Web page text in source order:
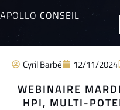
APOLLO CONSEIL
Cyril Barbé 12/11/2024
WEBINAIRE
HPI, MULTI-